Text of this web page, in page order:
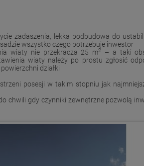
zadaszenia, lekka podbudowa do
wszystko czego potrzebuje inwestor
wiaty nie przekracza 25 m2
– a taki
wiaty należy po prostu zgłosić
powierzchni działki
posesji w takim stopniu jak
chwili gdy czynniki zewnętrzne pozwolą